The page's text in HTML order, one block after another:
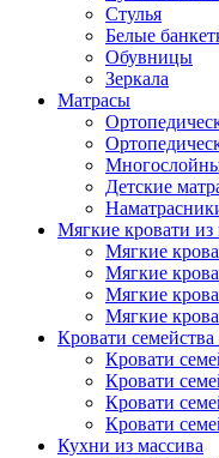
Стулья
Белые
Обувницы
Зеркала
Матрасы
Детские
Мягкие кровати из
Мягкие
Мягкие
Мягкие
Мягкие
Кровати
Кровати
Кровати
Кровати
Кровати
Кухни из массива